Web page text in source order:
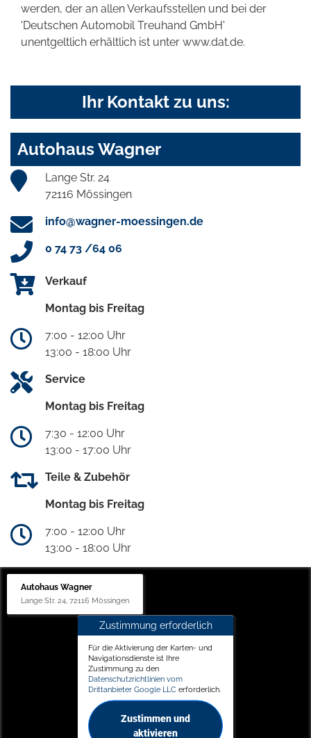
werden, der an allen Verkaufsstellen und bei der
'Deutschen Automobil Treuhand GmbH'
unentgeltlich erhältlich ist unter www.dat.de.
Ihr Kontakt zu uns:
Autohaus Wagner
Lange Str. 24
72116 Mössingen
info@wagner-moessingen.de
0 74 73 /64 06
Verkauf
Montag bis Freitag
7:00 - 12:00 Uhr
13:00 - 18:00 Uhr
Service
Montag bis Freitag
7:30 - 12:00 Uhr
13:00 - 17:00 Uhr
Teile & Zubehör
Montag bis Freitag
7:00 - 12:00 Uhr
13:00 - 18:00 Uhr
Autohaus Wagner
Lange Str. 24, 72116 Mössingen
Zustimmung erforderlich
Für die Aktivierung der Karten- und
Navigationsdienste ist Ihre
Zustimmung zu den
Datenschutzrichtlinien vom
Drittanbieter Google LLC erforderlich.
Zustimmen und
aktivieren